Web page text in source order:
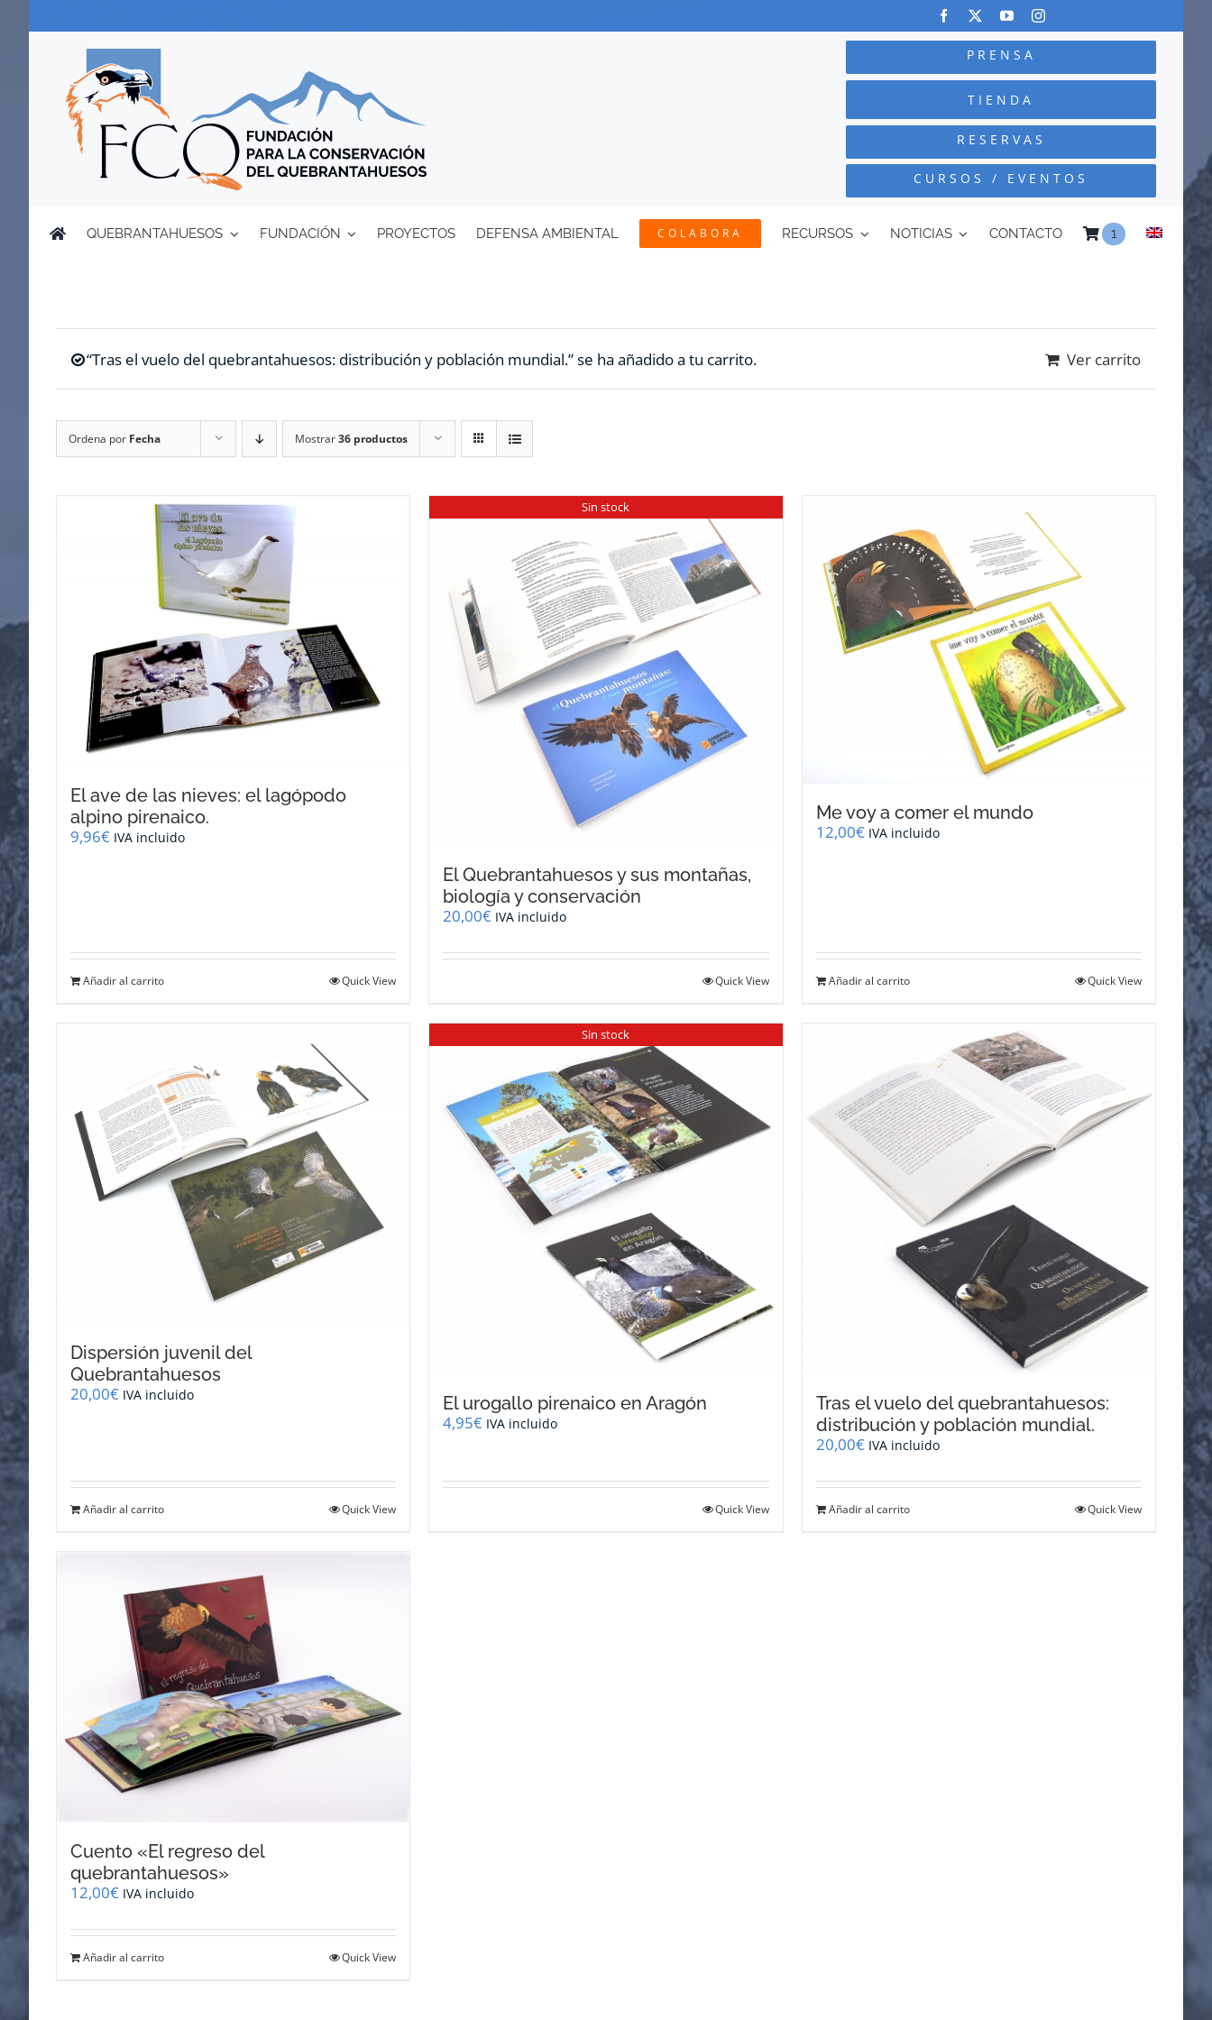
PRENSA
TIENDA
RESERVAS
CURSOS / EVENTOS
QUEBRANTAHUESOS FUNDACIÓN PROYECTOS DEFENSA AMBIENTAL COLABORA RECURSOS NOTICIAS CONTACTO 1
“Tras el vuelo del quebrantahuesos: distribución y población mundial.” se ha añadido a tu carrito. Ver carrito
Ordena por Fecha Mostrar36 productos
El ave de las nieves: el lagópodo
alpino pirenaico.
9,96€ IVA incluido
Añadir al carrito Quick View
Sin stock
El Quebrantahuesos y sus montañas,
biología y conservación
20,00€ IVA incluido
Quick View
Me voy a comer el mundo
12,00€ IVA incluido
Añadir al carrito Quick View
Dispersión juvenil del
Quebrantahuesos
20,00€ IVA incluido
Añadir al carrito Quick View
Sin stock
El urogallo pirenaico en Aragón
4,95€ IVA incluido
Quick View
Tras el vuelo del quebrantahuesos:
distribución y población mundial.
20,00€ IVA incluido
Añadir al carrito Quick View
Cuento «El regreso del
quebrantahuesos»
12,00€ IVA incluido
Añadir al carrito Quick View